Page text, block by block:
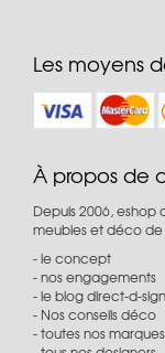
Les moyens
À propos de
Depuis 2006, eshop
meubles et déco
le concept
nos engagements
le blog direct-d-sign
Nos conseils déco
toutes nos marques